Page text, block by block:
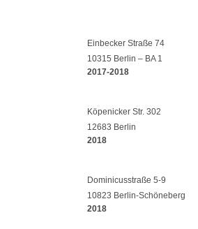
Einbecker Straße 74
10315 Berlin – BA 1
2017-2018
Köpenicker Str. 302
12683 Berlin
2018
Dominicusstraße 5-9
10823 Berlin-Schöneberg
2018